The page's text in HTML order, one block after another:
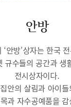
안방
안방’상자는 한국
규수들의 공간과 생
전시상자이다.
안의 살림과 아이
과 자수공예품을